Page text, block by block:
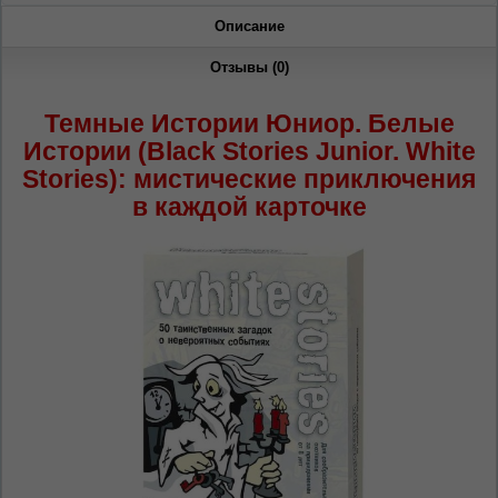
Описание
Отзывы (0)
Темные Истории Юниор. Белые
Истории (Black Stories Junior. White
Stories): мистические приключения
в каждой карточке
oricând să faceți asta în colțul din dreapta sus